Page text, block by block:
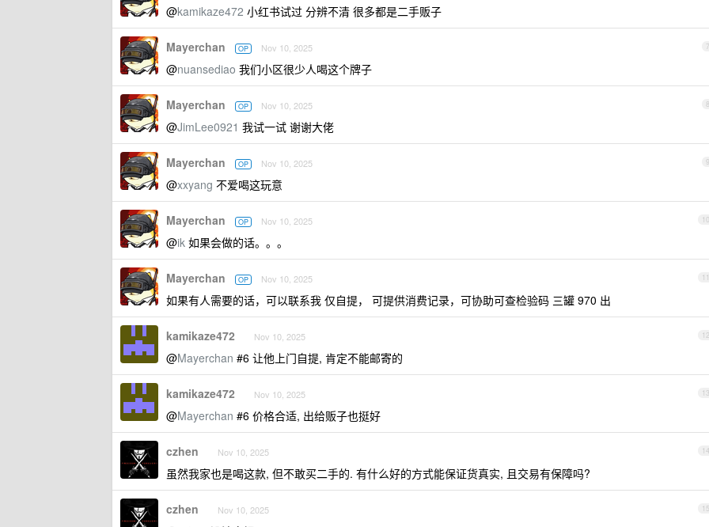
@kamikaze472 小红书试过 分辨不清 很多都是二手贩子
7
Mayerchan OP Nov 10, 2025
@nuansediao 我们小区很少人喝这个牌子
8
Mayerchan OP Nov 10, 2025
@JimLee0921 我试一试 谢谢大佬
9
Mayerchan OP Nov 10, 2025
@xxyang 不爱喝这玩意
10
Mayerchan OP Nov 10, 2025
@ik 如果会做的话。。。
11
Mayerchan OP Nov 10, 2025
如果有人需要的话，可以联系我 仅自提， 可提供消费记录，可协助可查检验码 三罐 970 出
12
kamikaze472 Nov 10, 2025
@Mayerchan #6 让他上门自提, 肯定不能邮寄的
13
kamikaze472 Nov 10, 2025
@Mayerchan #6 价格合适, 出给贩子也挺好
14
czhen Nov 10, 2025
虽然我家也是喝这款, 但不敢买二手的. 有什么好的方式能保证货真实, 且交易有保障吗?
15
czhen Nov 10, 2025